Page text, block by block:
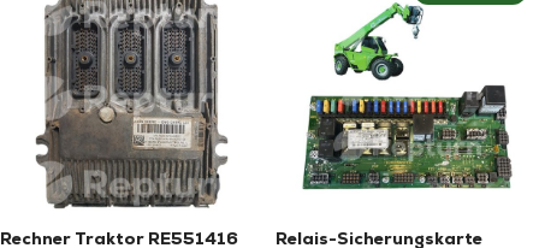
Rechner Traktor RE551416 Relais-Sicherungskarte